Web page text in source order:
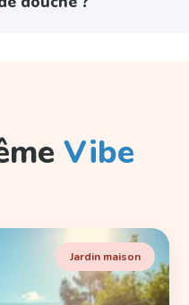
Vibe
Jardin maison